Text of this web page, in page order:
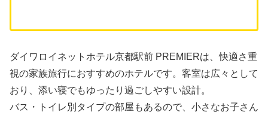
ダイワロイネットホテル京都駅前 PREMIERは、快適さ重
視の家族旅行におすすめのホテルです。客室は広々として
おり、添い寝でもゆったり過ごしやすい設計。
バス・トイレ別タイプの部屋もあるので、小さなお子さん